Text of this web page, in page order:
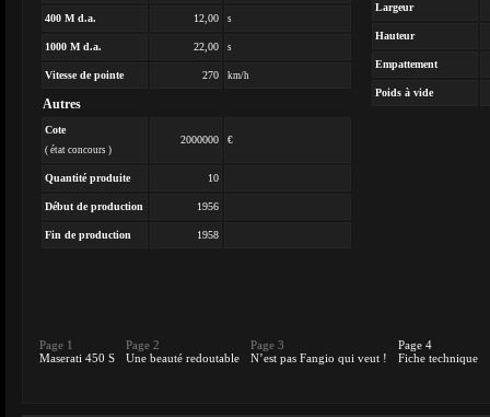
400 M d.a. 12,00 s
1000 M d.a. 22,00 s
Vitesse de pointe 270 km/h
Autres
Cote
( état concours )
2000000 €
Quantité produite 10
Début de production 1956
Fin de production 1958
Largeur
Hauteur
Empattement
Poids à vide
Page 1
Maserati 450 S
Page 2
Une beauté redoutable
Page 3
N’est pas Fangio qui veut !
Page 4
Fiche technique